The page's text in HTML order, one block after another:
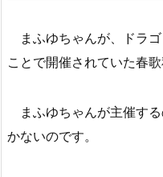
まふゆちゃんが、ドラ
ことで開催されていた春
まふゆちゃんが主催す
かないのです。